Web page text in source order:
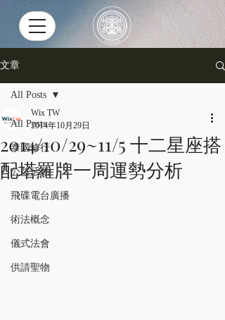
文章
All Posts
泰國修行
公益活動
飛碟電台廣播
術法概念
儀式法會
供請聖物
All Posts
2014/10/29~11/5 十二星座搭
配塔羅牌一周運勢分析
Wix TW
2014年10月29日